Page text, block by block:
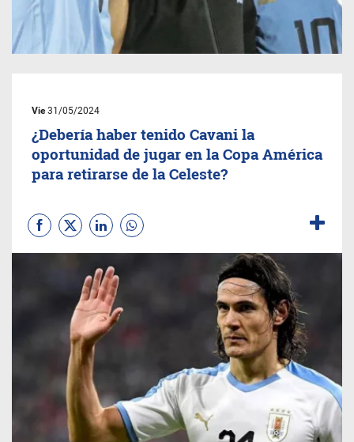
Vie31/05/2024
¿Debería haber tenido Cavani la
oportunidad de jugar en la Copa América
para retirarse de la Celeste?